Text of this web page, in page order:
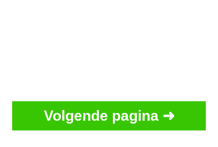
Volgende pagina ➜